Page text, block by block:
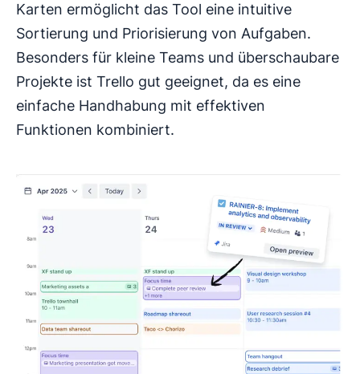
Karten ermöglicht das Tool eine intuitive
Sortierung und Priorisierung von Aufgaben.
Besonders für kleine Teams und überschaubare
Projekte ist Trello gut geeignet, da es eine
einfache Handhabung mit effektiven
Funktionen kombiniert.